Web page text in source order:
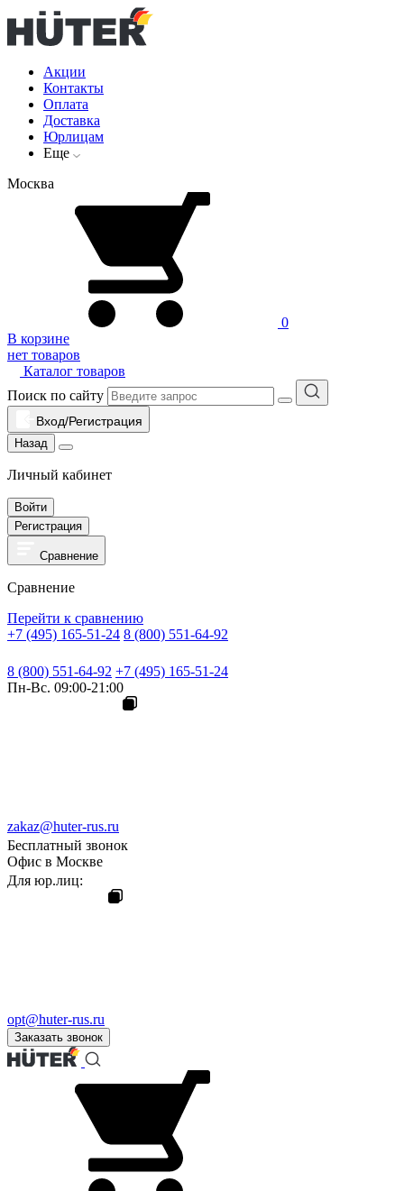
Акции
Контакты
Оплата
Доставка
Юрлицам
Еще
Москва
0
В корзине
нет товаров
Каталог товаров
Поиск по сайту
Вход/Регистрация
Назад
Личный кабинет
Войти
Регистрация
Сравнение
Сравнение
Перейти к сравнению
+7 (495) 165-51-24 8 (800) 551-64-92
8 (800) 551-64-92 +7 (495) 165-51-24
Пн-Вс. 09:00-21:00
zakaz@huter-rus.ru
Бесплатный звонок
Офис в Москве
Для юр.лиц:
opt@huter-rus.ru
Заказать звонок